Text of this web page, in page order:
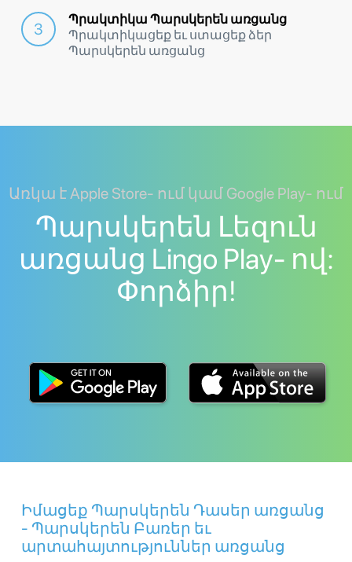
Պրակտիկա Պարսկերեն առցանց
Պրակտիկացեք եւ ստացեք ձեր
Պարսկերեն առցանց
Առկա է Apple Store- ում կամ Google Play- ում
Պարսկերեն Լեզուն
առցանց Lingo Play- ով:
Փորձիր!
Իմացեք Պարսկերեն Դասեր առցանց
- Պարսկերեն Բառեր եւ
արտահայտություններ առցանց